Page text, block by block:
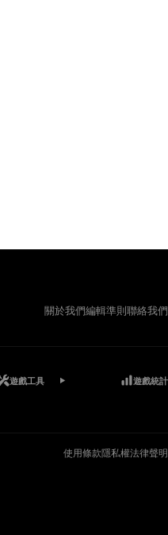
關於我們編輯準則聯絡我們
遊戲工具 遊戲統計
使用條款隱私權法律聲明